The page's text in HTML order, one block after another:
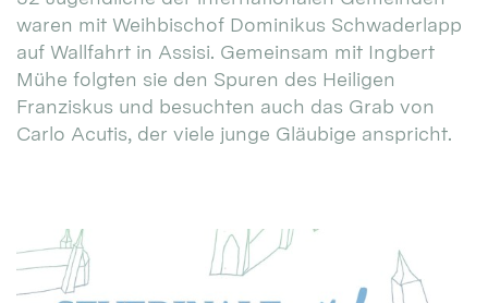
waren mit Weihbischof Dominikus Schwaderlapp
auf Wallfahrt in Assisi. Gemeinsam mit Ingbert
Mühe folgten sie den Spuren des Heiligen
Franziskus und besuchten auch das Grab von
Carlo Acutis, der viele junge Gläubige anspricht.